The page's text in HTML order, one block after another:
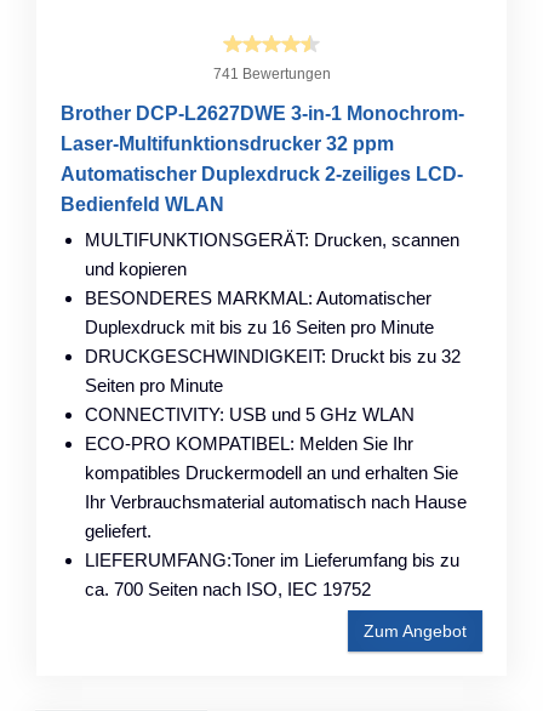
741 Bewertungen
Brother DCP-L2627DWE 3-in-1 Monochrom-
Laser-Multifunktionsdrucker 32 ppm
Automatischer Duplexdruck 2-zeiliges LCD-
Bedienfeld WLAN
MULTIFUNKTIONSGERÄT: Drucken, scannen
und kopieren
BESONDERES MARKMAL: Automatischer
Duplexdruck mit bis zu 16 Seiten pro Minute
DRUCKGESCHWINDIGKEIT: Druckt bis zu 32
Seiten pro Minute
CONNECTIVITY: USB und 5 GHz WLAN
ECO-PRO KOMPATIBEL: Melden Sie Ihr
kompatibles Druckermodell an und erhalten Sie
Ihr Verbrauchsmaterial automatisch nach Hause
geliefert.
LIEFERUMFANG:Toner im Lieferumfang bis zu
ca. 700 Seiten nach ISO, IEC 19752
Zum Angebot